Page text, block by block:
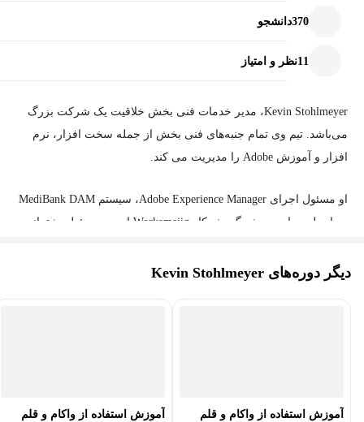
370دانشجو
11نظر و امتیاز
Kevin Stohlmeyer، مدیر خدمات فنی بخش خلاقیت یک شرکت بزرگ
می‌باشد. تیم وی تمام جنبه‌های فنی بخش از جمله سخت افزار، نرم
افزار و آموزش Adobe را مدیریت می کند.
او مسئول اجرای Adobe Experience Manager، سیستم MediBank DAM
و راه‌حل ردیابی پروژه گردش کار Workamajig است. مسئول پشتیبانی
فناوری و فناوری اطلاعات را تسهیل می‌کنند.
دیگر دوره‌های Kevin Stohlmeyer
آموزش استفاده از واکام و قلم
آموزش استفاده از واکام و قلم